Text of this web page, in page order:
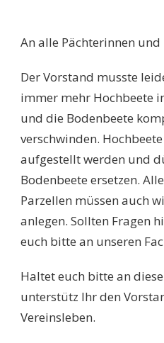
An alle Pächterinnen und
Der Vorstand musste
immer mehr Hochbeete
und die Bodenbeete
verschwinden.
aufgestellt werden und
Bodenbeete ersetzen.
Parzellen müssen auch
anlegen. Sollten Fragen
euch bitte an unseren
Haltet euch bitte an
unterstütz Ihr den
Vereinsleben.